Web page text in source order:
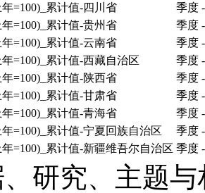
=100)_累计值-四川省
季度 -
=100)_累计值-贵州省
季度 -
=100)_累计值-云南省
季度 -
=100)_累计值-西藏自治区
季度 -
=100)_累计值-陕西省
季度 -
=100)_累计值-甘肃省
季度 -
=100)_累计值-青海省
季度 -
=100)_累计值-宁夏回族自治区
季度 -
=100)_累计值-新疆维吾尔自治区 季度 -
研究、主题